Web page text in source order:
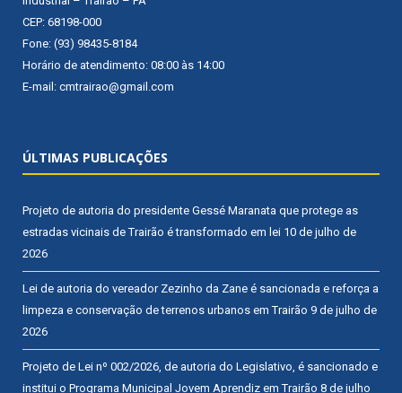
CEP: 68198-000
Fone: (93) 98435-8184
Horário de atendimento: 08:00 às 14:00
E-mail: cmtrairao@gmail.com
ÚLTIMAS PUBLICAÇÕES
Projeto de autoria do presidente Gessé Maranata que protege as
estradas vicinais de Trairão é transformado em lei 10 de julho de
2026
Lei de autoria do vereador Zezinho da Zane é sancionada e reforça a
limpeza e conservação de terrenos urbanos em Trairão 9 de julho de
2026
Projeto de Lei nº 002/2026, de autoria do Legislativo, é sancionado e
institui o Programa Municipal Jovem Aprendiz em Trairão 8 de julho